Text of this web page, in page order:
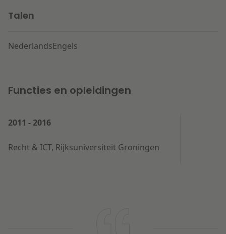
Talen
NederlandsEngels
Functies en opleidingen
2011 - 2016
Recht & ICT, Rijksuniversiteit Groningen